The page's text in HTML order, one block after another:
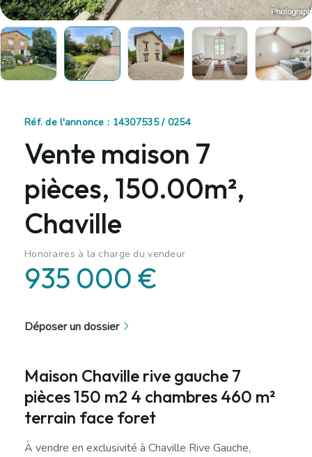
Réf. de l'annonce : 14307535 / 0254
Vente maison 7
pièces, 150.00m²,
Chaville
Honoraires à la charge du vendeur
935 000 €
Déposer un dossier
Maison Chaville rive gauche 7
pièces 150 m2 4 chambres 460 m²
terrain face foret
À vendre en exclusivité à Chaville Rive Gauche,